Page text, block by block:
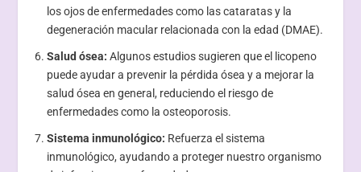
los ojos de enfermedades como las cataratas y la
degeneración macular relacionada con la edad (DMAE).
Salud ósea: Algunos estudios sugieren que el licopeno
puede ayudar a prevenir la pérdida ósea y a mejorar la
salud ósea en general, reduciendo el riesgo de
enfermedades como la osteoporosis.
Sistema inmunológico: Refuerza el sistema
inmunológico, ayudando a proteger nuestro organismo